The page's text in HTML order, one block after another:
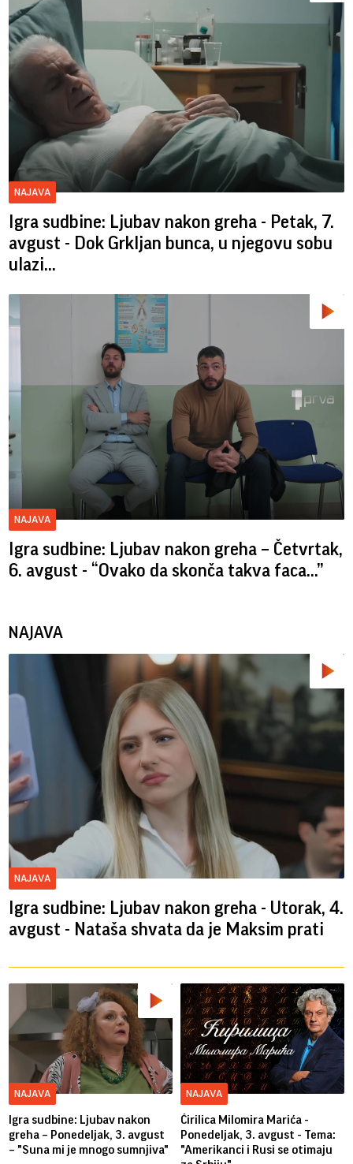
NAJAVA
Igra sudbine: Ljubav nakon greha - Petak, 7.
avgust - Dok Grkljan bunca, u njegovu sobu
ulazi...
NAJAVA
Igra sudbine: Ljubav nakon greha – Četvrtak,
6. avgust - “Ovako da skonča takva faca…”
NAJAVA
NAJAVA
Igra sudbine: Ljubav nakon greha - Utorak, 4.
avgust - Nataša shvata da je Maksim prati
NAJAVA
Igra sudbine: Ljubav nakon
greha – Ponedeljak, 3. avgust
– "Suna mi je mnogo sumnjiva"
NAJAVA
Ćirilica Milomira Marića -
Ponedeljak, 3. avgust - Tema:
"Amerikanci i Rusi se otimaju